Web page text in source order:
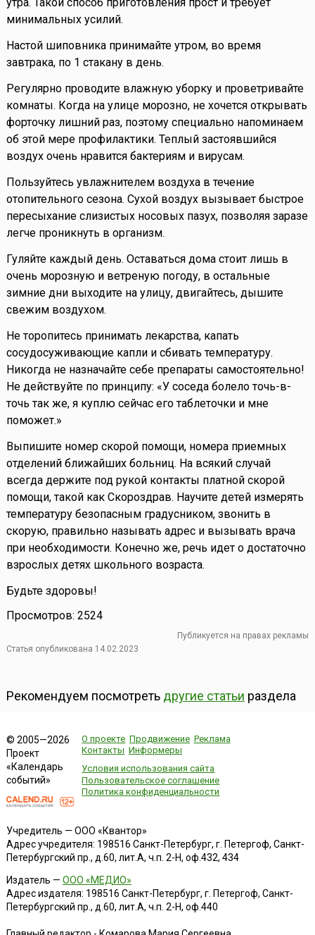
минимальных усилий.
Настой шиповника принимайте утром, во время
завтрака, по 1 стакану в день.
Регулярно проводите влажную уборку и проветривайте
комнаты. Когда на улице морозно, не хочется открывать
форточку лишний раз, поэтому специально напоминаем
об этой мере профилактики. Теплый застоявшийся
воздух очень нравится бактериям и вирусам.
Пользуйтесь увлажнителем воздуха в течение
отопительного сезона. Сухой воздух вызывает быстрое
пересыхание слизистых носовых пазух, позволяя заразе
легче проникнуть в организм.
Гуляйте каждый день. Оставаться дома стоит лишь в
очень морозную и ветреную погоду, в остальные
зимние дни выходите на улицу, двигайтесь, дышите
свежим воздухом.
Не торопитесь принимать лекарства, капать
сосудосуживающие капли и сбивать температуру.
Никогда не назначайте себе препараты самостоятельно!
Не действуйте по принципу: «У соседа болело точь-в-
точь так же, я куплю сейчас его таблеточки и мне
поможет.»
Выпишите номер скорой помощи, номера приемных
отделений ближайших больниц. На всякий случай
всегда держите под рукой контакты платной скорой
помощи, такой как Скороздрав. Научите детей измерять
температуру безопасным градусником, звонить в
скорую, правильно называть адрес и вызывать врача
при необходимости. Конечно же, речь идет о достаточно
взрослых детях школьного возраста.
Будьте здоровы!
Просмотров: 2524
Публикуется на правах рекламы
Статья опубликована 14.02.2023
Рекомендуем посмотреть другие статьи раздела
© 2005—2026
Проект
«Календарь
событий»
О проекте Продвижение Реклама
Контакты Информеры
Условия использования сайта
Пользовательское соглашение
Политика конфиденциальности
Учредитель — ООО «Квантор»
Адрес учредителя: 198516 Санкт-Петербург, г. Петергоф, Санкт-
Петербургский пр., д.60, лит.А, ч.п. 2-Н, оф.432, 434
Издатель — ООО «МЕДИО»
Адрес издателя: 198516 Санкт-Петербург, г. Петергоф, Санкт-
Петербургский пр., д.60, лит.А, ч.п. 2-Н, оф.440